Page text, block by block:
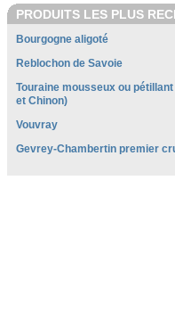
PRODUITS LES PLUS
Bourgogne aligoté
Reblochon de Savoie
Touraine mousseux ou
et Chinon)
Vouvray
Gevrey-Chambertin premier